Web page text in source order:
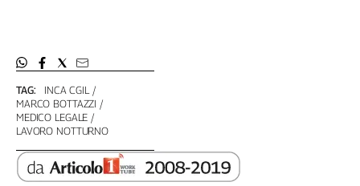
Spi
Inca
Caaf
TAG:
INCA CGIL
MARCO BOTTAZZI
MEDICO LEGALE
LAVORO NOTTURNO